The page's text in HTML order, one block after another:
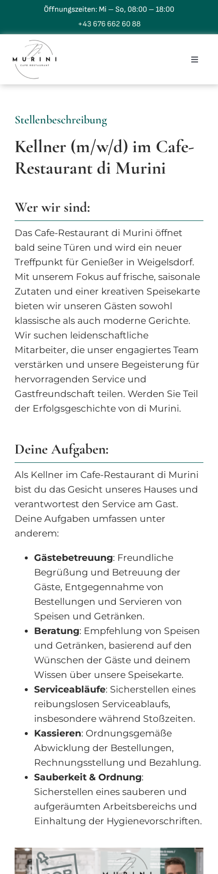
springen
Öffnungszeiten: Mi – So, 08:00 – 18:00
+43 676 662 60 88
Toggle
Cafe
Restaurant
Speisekarten
Newsletter
Wir suchen dich
Stellenbeschreibung
Kellner (m/w/d) im Cafe-
Restaurant di Murini
Wer wir sind:
Das Cafe-Restaurant di Murini öffnet
bald seine Türen und wird ein neuer
Treffpunkt für Genießer in Weigelsdorf.
Mit unserem Fokus auf frische, saisonale
Zutaten und einer kreativen Speisekarte
bieten wir unseren Gästen sowohl
klassische als auch moderne Gerichte.
Wir suchen leidenschaftliche
Mitarbeiter, die unser engagiertes Team
verstärken und unsere Begeisterung für
hervorragenden Service und
Gastfreundschaft teilen. Werden Sie Teil
der Erfolgsgeschichte von di Murini.
Deine Aufgaben:
Als Kellner im Cafe-Restaurant di Murini
bist du das Gesicht unseres Hauses und
verantwortest den Service am Gast.
Deine Aufgaben umfassen unter
anderem:
Gästebetreuung: Freundliche
Begrüßung und Betreuung der
Gäste, Entgegennahme von
Bestellungen und Servieren von
Speisen und Getränken.
Beratung: Empfehlung von Speisen
und Getränken, basierend auf den
Wünschen der Gäste und deinem
Wissen über unsere Speisekarte.
Serviceabläufe: Sicherstellen eines
reibungslosen Serviceablaufs,
insbesondere während Stoßzeiten.
Kassieren: Ordnungsgemäße
Abwicklung der Bestellungen,
Rechnungsstellung und Bezahlung.
Sauberkeit & Ordnung:
Sicherstellen eines sauberen und
aufgeräumten Arbeitsbereichs und
Einhaltung der Hygienevorschriften.